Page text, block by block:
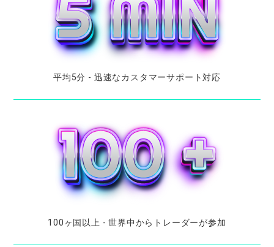
平均5分 - 迅速なカスタマーサポート対応
100 ヶ国以上 -世界中から トレーダーが参加